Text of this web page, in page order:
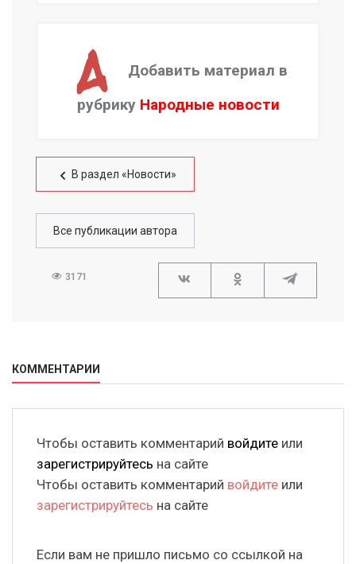
Добавить материал в
рубрику Народные новости
В раздел «Новости»
Все публикации автора
3171
КОММЕНТАРИИ
Чтобы оставить комментарий войдите или
зарегистрируйтесь на сайте
Чтобы оставить комментарий войдите или
зарегистрируйтесь на сайте
Если вам не пришло письмо со ссылкой на